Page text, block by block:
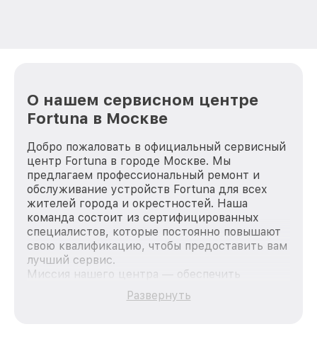
О нашем сервисном центре
Fortuna в Москве
Добро пожаловать в официальный сервисный
центр Fortuna в городе Москве. Мы
предлагаем профессиональный ремонт и
обслуживание устройств Fortuna для всех
жителей города и окрестностей. Наша
команда состоит из сертифицированных
специалистов, которые постоянно повышают
свою квалификацию, чтобы предоставить вам
лучший сервис.
Миссия нашего центра — обеспечить
качественный и доступный ремонт для
каждого пользователя продукции Fortuna, вне
Развернуть